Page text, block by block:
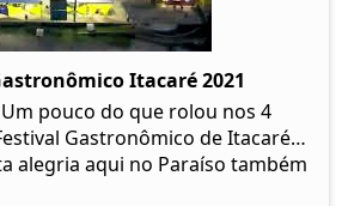
Itacaré 2021
pouco do que rolou nos 4
Gastronômico de Itacaré…
alegria aqui no Paraíso também